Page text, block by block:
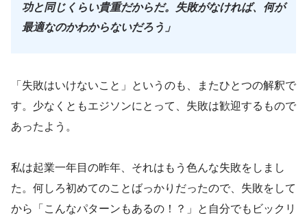
功と同じくらい貴重だからだ。失敗がなければ、何が
最適なのかわからないだろう」
「失敗はいけないこと」というのも、またひとつの解釈で
す。少なくともエジソンにとって、失敗は歓迎するもので
あったよう。
私は起業一年目の昨年、それはもう色んな失敗をしまし
た。何しろ初めてのことばっかりだったので、失敗をして
から「こんなパターンもあるの！？」と自分でもビックリ